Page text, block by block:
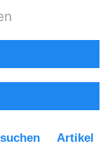
Artikel